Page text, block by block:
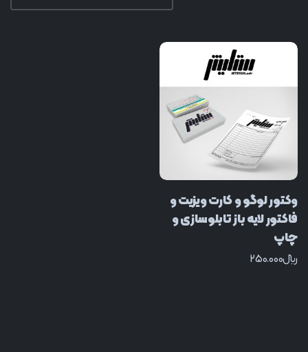
وکتور لوگو و کارت ویزیت و
فاکتور لایه باز تابلوسازی و
چاپ
﷼250.000